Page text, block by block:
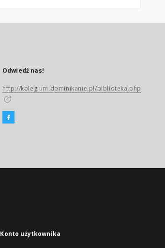
Odwiedź nas!
http://kolegium.dominikanie.pl/biblioteka.php
Konto użytkownika